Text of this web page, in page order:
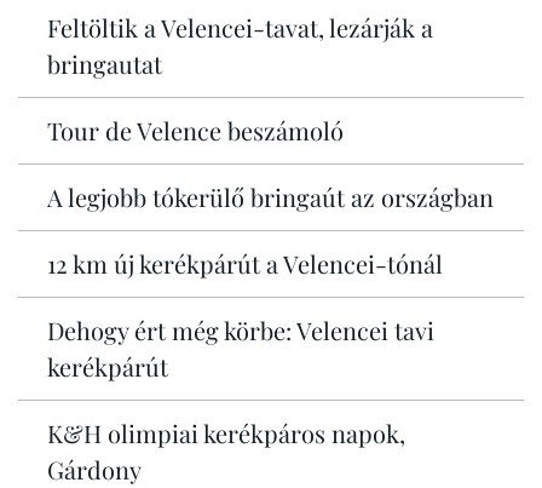
Feltöltik a Velencei-tavat, lezárják a
bringautat
Tour de Velence beszámoló
A legjobb tókerülő bringaút az országban
12 km új kerékpárút a Velencei-tónál
Dehogy ért még körbe: Velencei tavi
kerékpárút
K&H olimpiai kerékpáros napok,
Gárdony